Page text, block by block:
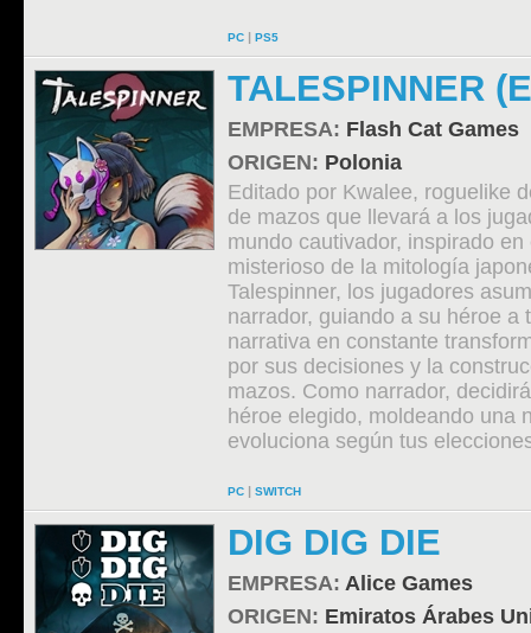
PC | PS5
TALESPINNER
EMPRESA: Flash Cat Games
ORIGEN: Polonia
Editado por Kwalee, roguelike
de mazos que llevará a los
mundo cautivador, inspirado
misterioso de la mitología
Talespinner, los jugadores
narrador, guiando a su héroe a
narrativa en constante
por sus decisiones y la
mazos. Como narrador,
héroe elegido, moldeando una
evoluciona según tus
PC | SWITCH
DIG DIG DIE
EMPRESA: Alice Games
ORIGEN: Emiratos Árabes